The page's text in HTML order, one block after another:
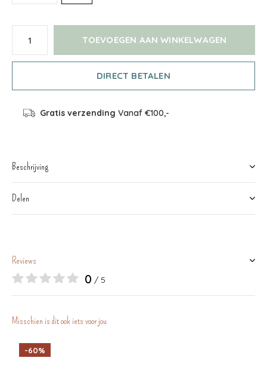
TOEVOEGEN AAN WINKELWAGEN
DIRECT BETALEN
Gratis verzending Vanaf €100,-
Beschrijving
Delen
Reviews
0 / 5
Misschien is dit ook iets voor jou
-60%